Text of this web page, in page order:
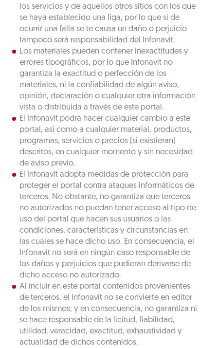
los servicios y de aquellos otros sitios con los que
se haya establecido una liga, por lo que si de
ocurrir una falla se te causa un daño o perjuicio
tampoco será responsabilidad del Infonavit.
Los materiales pueden contener inexactitudes y
errores tipográficos, por lo que Infonavit no
garantiza la exactitud o perfección de los
materiales, ni la confiabilidad de algún aviso,
opinión, declaración o cualquier otra información
vista o distribuida a través de este portal.
El Infonavit podrá hacer cualquier cambio a este
portal, así como a cualquier material, productos,
programas, servicios o precios (si existieran)
descritos, en cualquier momento y sin necesidad
de aviso previo.
El Infonavit adopta medidas de protección para
proteger el portal contra ataques informáticos de
terceros. No obstante, no garantiza que terceros
no autorizados no puedan tener acceso al tipo de
uso del portal que hacen sus usuarios o las
condiciones, características y circunstancias en
las cuales se hace dicho uso. En consecuencia, el
Infonavit no será en ningún caso responsable de
los daños y perjuicios que pudieran derivarse de
dicho acceso no autorizado.
Al incluir en este portal contenidos provenientes
de terceros, el Infonavit no se convierte en editor
de los mismos; y en consecuencia, no garantiza ni
se hace responsable de la licitud, fiabilidad,
utilidad, veracidad, exactitud, exhaustividad y
actualidad de dichos contenidos.